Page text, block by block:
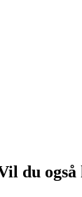
du også